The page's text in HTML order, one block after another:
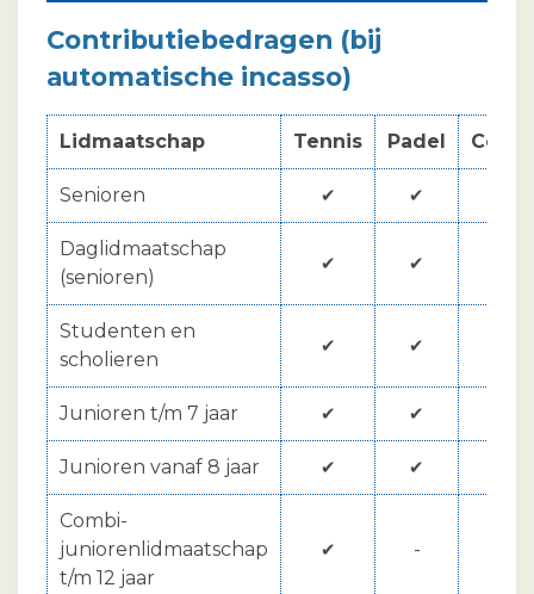
Contributiebedragen (bij
automatische incasso)
Lidmaatschap Tennis Padel
Senioren ✔ ✔
Daglidmaatschap
(senioren)
✔ ✔
Studenten en
scholieren
✔ ✔
Junioren t/m 7 jaar ✔ ✔
Junioren vanaf 8 jaar ✔ ✔
Combi-
juniorenlidmaatschap
t/m 12 jaar
✔ -